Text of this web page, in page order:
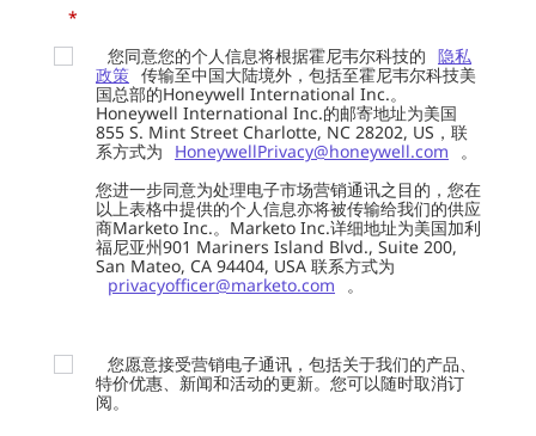
*
您同意您的个人信息将根据霍尼韦尔科技的 隐私
政策 传输至中国大陆境外，包括至霍尼韦尔科技美
国总部的Honeywell International Inc.。
Honeywell International Inc.的邮寄地址为美国
855 S. Mint Street Charlotte, NC 28202, US，联
系方式为
HoneywellPrivacy@honeywell.com
。
您进一步同意为处理电子市场营销通讯之目的，您在
以上表格中提供的个人信息亦将被传输给我们的供应
商Marketo Inc.。Marketo Inc.详细地址为美国加利
福尼亚州901 Mariners Island Blvd., Suite 200,
San Mateo, CA 94404, USA 联系方式为
privacyofficer@marketo.com
。
您愿意接受营销电子通讯，包括关于我们的产品、
特价优惠、新闻和活动的更新。您可以随时取消订
阅。